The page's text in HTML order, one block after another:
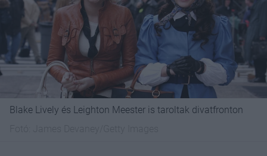
Blake Lively és Leighton Meester is taroltak divatfronton